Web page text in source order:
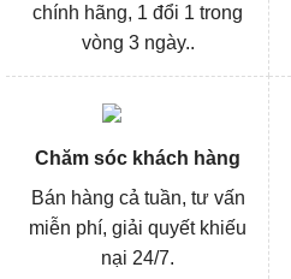
chính hãng, 1 đổi 1 trong
vòng 3 ngày..
Chăm sóc khách hàng
Bán hàng cả tuần, tư vấn
miễn phí, giải quyết khiếu
nại 24/7.